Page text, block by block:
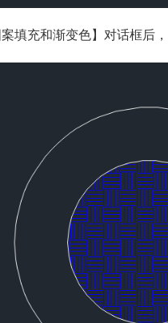
填充和渐变色】对话框后